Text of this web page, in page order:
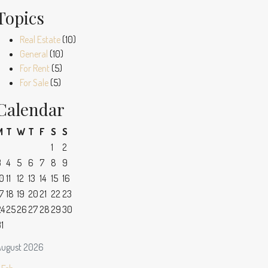
Real Estate(10)
General (10)
For Rent(5)
For Sale(5)
2026
T W T F S S
1
2
4 5 6 7 8 9
11 12 13 14 15 16
18 19 2021 2223
252627282930